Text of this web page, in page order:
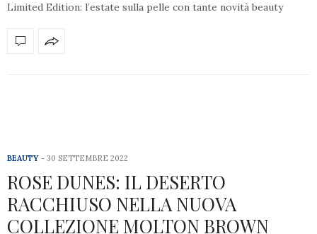
Limited Edition: l’estate sulla pelle con tante novità beauty
BEAUTY 30 SETTEMBRE 2022
ROSE DUNES: IL DESERTO
RACCHIUSO NELLA NUOVA
COLLEZIONE MOLTON BROWN